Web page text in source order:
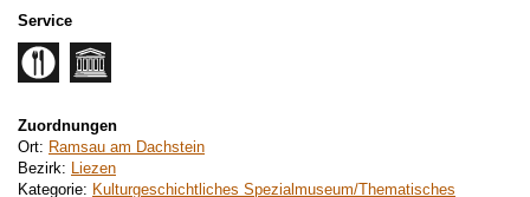
Service
Zuordnungen
Ort: Ramsau am Dachstein
Bezirk:
Liezen
Kategorie: Kulturgeschichtliches Spezialmuseum/Thematisches